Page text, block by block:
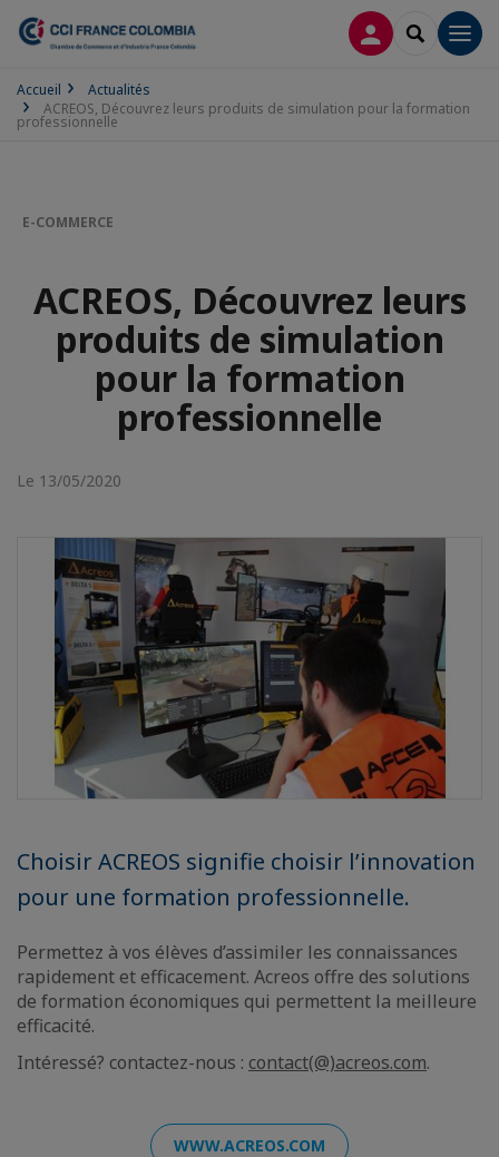
CONNEXION
Accueil
Actualités
ACREOS, Découvrez leurs produits de simulation pour la formation
professionnelle
E-COMMERCE
ACREOS, Découvrez leurs
produits de simulation
pour la formation
professionnelle
Le 13/05/2020
Choisir ACREOS signifie choisir l’innovation
pour une formation professionnelle.
Permettez à vos élèves d’assimiler les connaissances
rapidement et efficacement. Acreos offre des solutions
de formation économiques qui permettent la meilleure
efficacité.
Intéressé? contactez-nous : contact(@)acreos.com.
WWW.ACREOS.COM